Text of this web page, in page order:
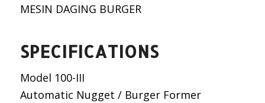
MESIN DAGING BURGER
SPECIFICATIONS
Model 100-III
Automatic Nugget / Burger Former